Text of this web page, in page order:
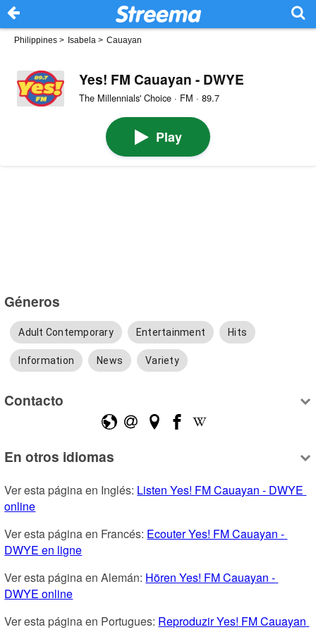
Philippines > Isabela > Cauayan
Yes! FM Cauayan - DWYE
The Millennials' Choice · FM · 89.7
Play
Géneros
Adult Contemporary Entertainment Hits
Information News Variety
Contacto
En otros idiomas
Ver esta página en Inglés: Listen Yes! FM Cauayan - DWYE
online
Ver esta página en Francés: Ecouter Yes! FM Cauayan -
DWYE en ligne
Ver esta página en Alemán: Hören Yes! FM Cauayan -
DWYE online
Ver esta página en Portugues: Reproduzir Yes! FM Cauayan